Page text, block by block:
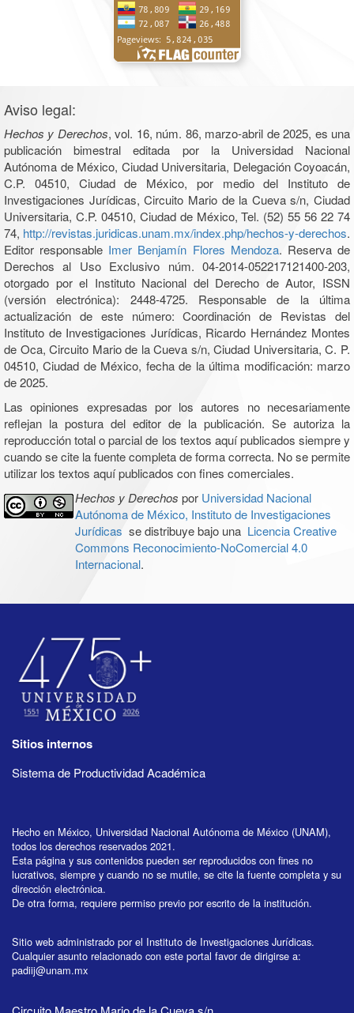
Aviso legal:
Hechos y Derechos, vol. 16, núm. 86, marzo-abril de 2025, es una
publicación bimestral editada por la Universidad Nacional
Autónoma de México, Ciudad Universitaria, Delegación Coyoacán,
C.P. 04510, Ciudad de México, por medio del Instituto de
Investigaciones Jurídicas, Circuito Mario de la Cueva s/n, Ciudad
Universitaria, C.P. 04510, Ciudad de México, Tel. (52) 55 56 22 74
74, http://revistas.juridicas.unam.mx/index.php/hechos-y-derechos.
Editor responsable Imer Benjamín Flores Mendoza. Reserva de
Derechos al Uso Exclusivo núm. 04-2014-052217121400-203,
otorgado por el Instituto Nacional del Derecho de Autor, ISSN
(versión electrónica): 2448-4725. Responsable de la última
actualización de este número: Coordinación de Revistas del
Instituto de Investigaciones Jurídicas, Ricardo Hernández Montes
de Oca, Circuito Mario de la Cueva s/n, Ciudad Universitaria, C. P.
04510, Ciudad de México, fecha de la última modificación: marzo
de 2025.
Las opiniones expresadas por los autores no necesariamente
reflejan la postura del editor de la publicación. Se autoriza la
reproducción total o parcial de los textos aquí publicados siempre y
cuando se cite la fuente completa de forma correcta. No se permite
utilizar los textos aquí publicados con fines comerciales.
Hechos y Derechos por Universidad Nacional
Autónoma de México, Instituto de Investigaciones
Jurídicas se distribuye bajo una Licencia Creative
Commons Reconocimiento-NoComercial 4.0
Internacional.
Sitios internos
Sistema de Productividad Académica
Hecho en México, Universidad Nacional Autónoma de México (UNAM),
todos los derechos reservados 2021.
Esta página y sus contenidos pueden ser reproducidos con fines no
lucrativos, siempre y cuando no se mutile, se cite la fuente completa y su
dirección electrónica.
De otra forma, requiere permiso previo por escrito de la institución.
Sitio web administrado por el Instituto de Investigaciones Jurídicas.
Cualquier asunto relacionado con este portal favor de dirigirse a:
padiij@unam.mx